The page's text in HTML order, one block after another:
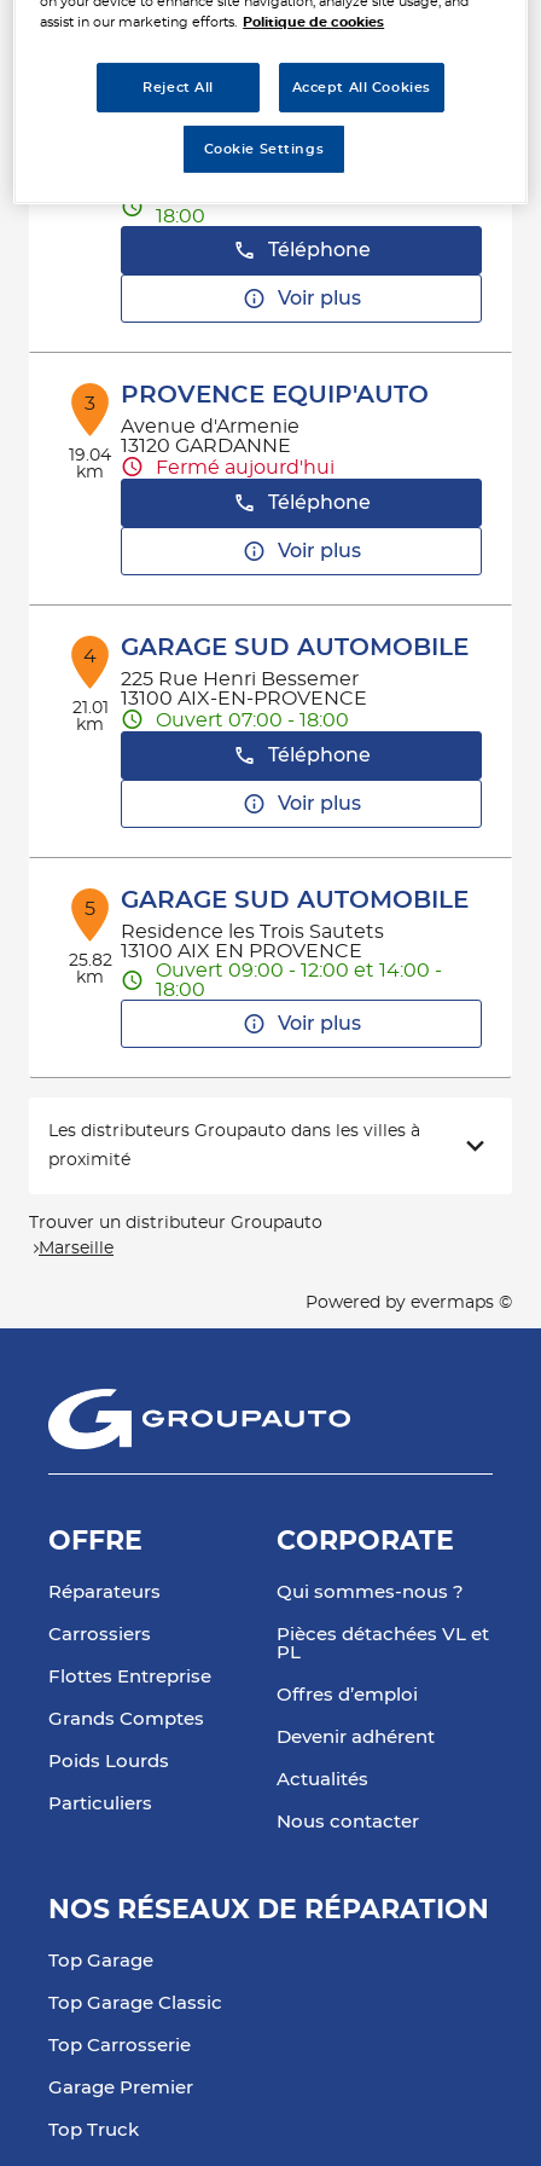
Voir plus
MIRABEAU
15 AVENUE LAMARTINE
13170 LES PENNES MIRABEAU
18:00
Téléphone
Voir plus
3
19.04
km
PROVENCE EQUIP'AUTO
Avenue d'Armenie
13120 GARDANNE
Fermé aujourd'hui
Téléphone
Voir plus
4
21.01
km
GARAGE SUD AUTOMOBILE
225 Rue Henri Bessemer
13100 AIX-EN-PROVENCE
Ouvert 07:00 - 18:00
Téléphone
Voir plus
5
25.82
km
GARAGE SUD AUTOMOBILE
Residence les Trois Sautets
13100 AIX EN PROVENCE
Ouvert 09:00 - 12:00 et 14:00 -
18:00
Voir plus
Les distributeurs Groupauto dans les villes à
proximité
Trouver un distributeur Groupauto
Marseille
Powered by evermaps ©
OFFRE
Réparateurs
Carrossiers
Flottes Entreprise
Grands Comptes
Poids Lourds
Particuliers
CORPORATE
Qui sommes-nous ?
Pièces détachées VL et
PL
Offres d’emploi
Devenir adhérent
Actualités
Nous contacter
NOS RÉSEAUX DE RÉPARATION
Top Garage
Top Garage Classic
Top Carrosserie
Garage Premier
Top Truck
assist in our marketing efforts.
Politique de cookies
Reject All Accept All Cookies
Cookie Settings